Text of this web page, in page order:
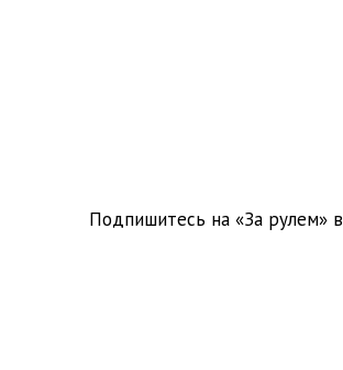
Подпишитесь на «За рулем» в